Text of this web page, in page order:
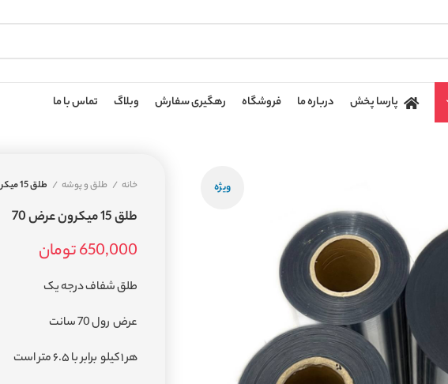
پارسا پخش درباره ما فروشگاه رهگیری سفارش وبلاگ تماس با ما
ویژه خانه طلق و پوشه طلق 15 میکرون عرض 70
طلق 15 میکرون عرض 70
650,000تومان
طلق شفاف درجه یک
عرض رول 70 سانت
هر ۱ کیلو برابر با ۶.۵ متر است